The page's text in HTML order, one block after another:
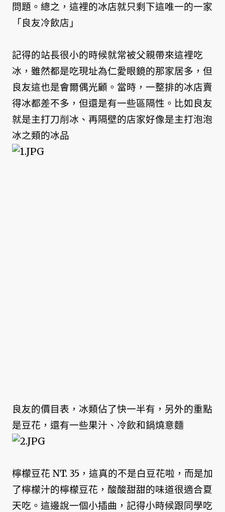
問題。總之，這裡的冰店就只剩下這唯一的一家
「良友冷飲店」
記得的站長很小的時候就常被父親帶來這裡吃
冰，雖然都是吃現址為仁愛眼鏡的那家居多，但
良友這也是會爾偶光顧。當時，一整排的冰店賣
得冰都差不多，但還是有一些區隔性。比如良友
就是主打刀削冰、再隔壁的店家好像是主打泡泡
冰之類的冰品
良友的價目表，冰類佔了快一半有，另外的重點
是豆花，還有一些果汁、冷飲和鍋燒意麵
檸檬豆花 NT. 35，這真的不是白豆花啦，而是加
了檸檬汁的檸檬豆花，酸酸甜甜的味道很適合夏
天吃。這邊說一個小插曲，記得小時候跟同學吃